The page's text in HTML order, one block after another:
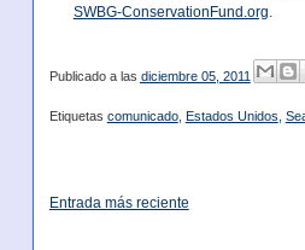
SWBG-ConservationFund.org.
Publicado a las diciembre 05, 2011
Etiquetas comunicado, Estados Unidos
Entrada más reciente